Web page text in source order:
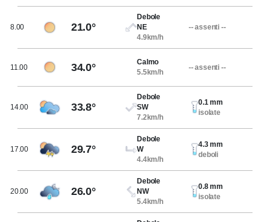
8.00 21.0°
Debole
NE
4.9km/h
-- assenti --
11.00 34.0°
Calmo
5.5km/h
-- assenti --
14.00 33.8°
Debole
SW
7.2km/h
0.1 mm
isolate
17.00 29.7°
Debole
W
4.4km/h
4.3 mm
deboli
20.00 26.0°
Debole
NW
5.4km/h
0.8 mm
isolate